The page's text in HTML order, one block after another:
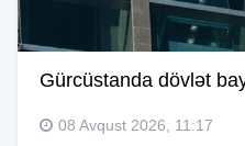
Gürcüstanda dövlət
08 Avqust 2026, 11:17